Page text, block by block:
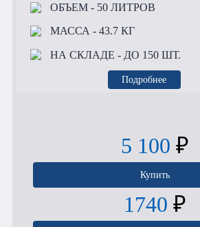
ОБЪЕМ- 50 ЛИТРОВ
МАССА - 43.7 КГ
НА СКЛАДЕ - ДО 150 ШТ.
Подробнее
5 100 ₽
Купить
1740 ₽